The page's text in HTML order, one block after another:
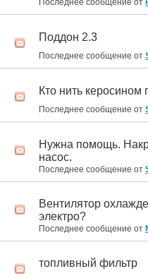
Последнее сообщение от
Поддон 2.3
Последнее сообщение от
Кто нить
Последнее сообщение от
Нужна помощь.
насос.
Последнее сообщение от
Вентилятор
электро?
Последнее сообщение от
топливный фильтр